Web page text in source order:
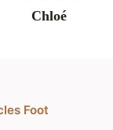
Chloé
Foot